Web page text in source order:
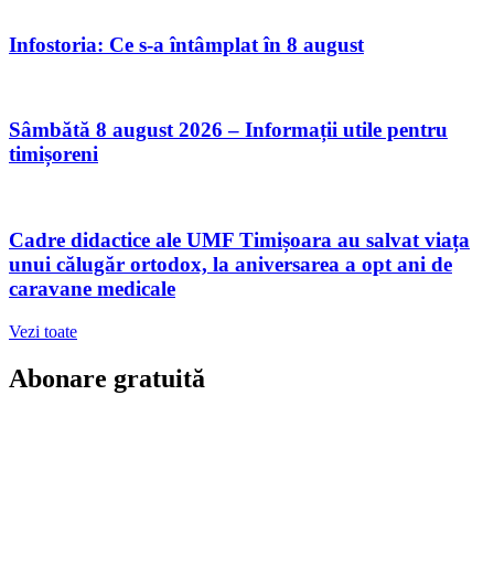
Infostoria: Ce s-a întâmplat în 8 august
Sâmbătă 8 august 2026 – Informații utile pentru
timișoreni
Cadre didactice ale UMF Timișoara au salvat viața
unui călugăr ortodox, la aniversarea a opt ani de
caravane medicale
Vezi toate
Abonare gratuită